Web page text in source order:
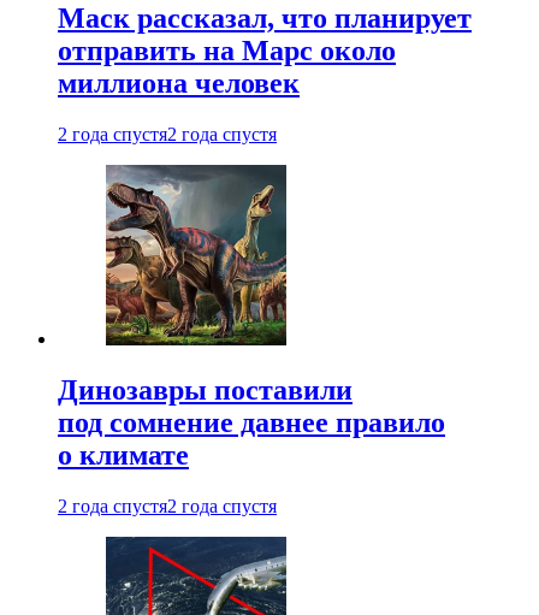
Маск рассказал, что планирует
отправить на Марс около
миллиона человек
2 года спустя2 года спустя
Динозавры поставили
под сомнение давнее правило
о климате
2 года спустя2 года спустя